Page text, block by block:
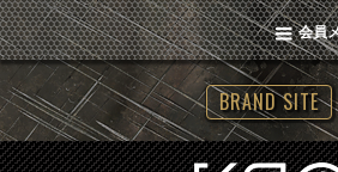
会員
BRAND SITE